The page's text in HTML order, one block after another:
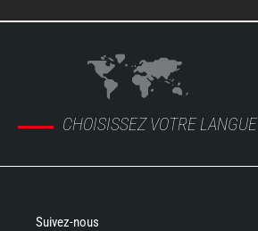
CHOISISSEZ VOTRE LANGUE
Suivez-nous